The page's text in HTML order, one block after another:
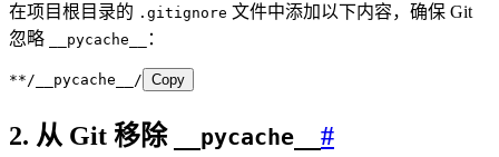
在项目根目录的 .gitignore 文件中添加以下内容，确保 Git
忽略
__pycache__ ：
**/__pycache__/ Copy
2. 从 Git 移除 __pycache__ #